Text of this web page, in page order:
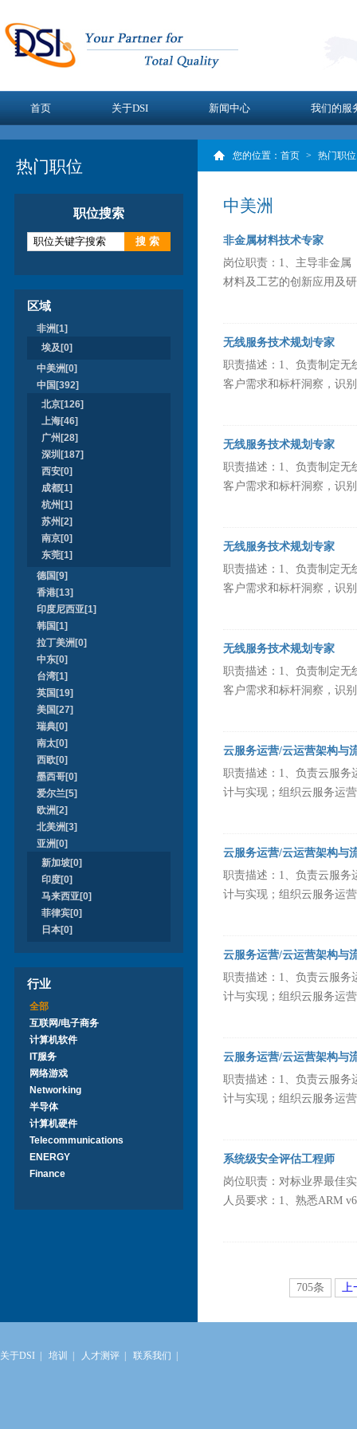
首页 关于DSI 新闻中心 我们的服
热门职位
职位搜索
区域
非洲[1]
埃及[0]
中美洲[0]
中国[392]
北京[126]
上海[46]
广州[28]
深圳[187]
西安[0]
成都[1]
杭州[1]
苏州[2]
南京[0]
东莞[1]
德国[9]
香港[13]
印度尼西亚[1]
韩国[1]
拉丁美洲[0]
中东[0]
台湾[1]
英国[19]
美国[27]
瑞典[0]
南太[0]
西欧[0]
墨西哥[0]
爱尔兰[5]
欧洲[2]
北美洲[3]
亚洲[0]
新加坡[0]
印度[0]
马来西亚[0]
菲律宾[0]
日本[0]
行业
全部
互联网/电子商务
计算机软件
IT服务
网络游戏
Networking
半导体
计算机硬件
Telecommunications
ENERGY
Finance
您的位置： 首页 > 热门职位
中美洲
非金属材料技术专家
岗位职责：1、主导非金
材料及工艺的创新应用及
无线服务技术规划专家
职责描述：1、负责制定无
客户需求和标杆洞察，识
无线服务技术规划专家
职责描述：1、负责制定无
客户需求和标杆洞察，识
无线服务技术规划专家
职责描述：1、负责制定无
客户需求和标杆洞察，识
无线服务技术规划专家
职责描述：1、负责制定无
客户需求和标杆洞察，识
云服务运营/云运营架构与
职责描述：1、负责云服务
计与实现；组织云服务运
云服务运营/云运营架构与
职责描述：1、负责云服务
计与实现；组织云服务运
云服务运营/云运营架构与
职责描述：1、负责云服务
计与实现；组织云服务运
云服务运营/云运营架构与
职责描述：1、负责云服务
计与实现；组织云服务运
系统级安全评估工程师
岗位职责：对标业界最佳
人员要求：1、熟悉ARM
705条 上
关于DSI 培训 人才测评 联系我们